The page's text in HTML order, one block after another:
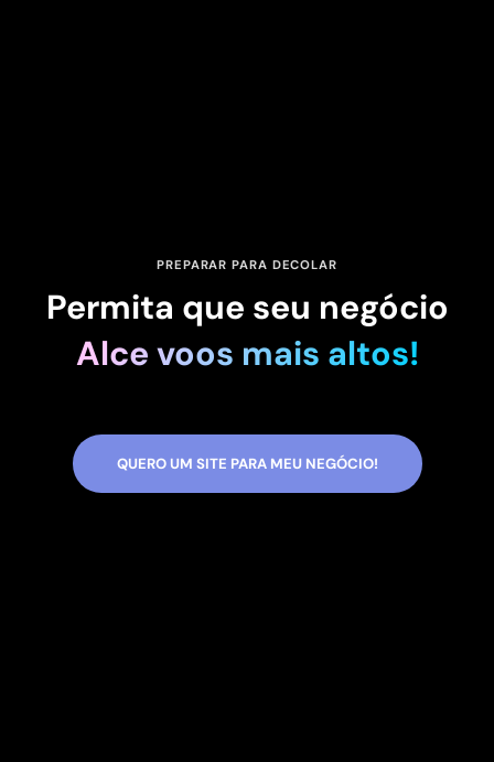
PREPARAR PARA DECOLAR
Permita que seu negócio
Alce voos mais altos!
QUERO UM SITE PARA MEU NEGÓCIO!